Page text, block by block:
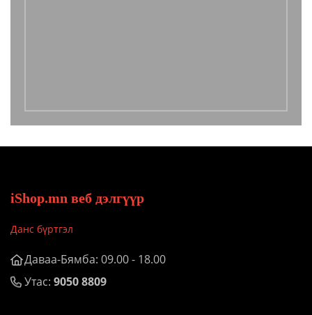
iShop.mn веб дэлгүүр
Данс бүртгэл
Даваа-Бямба: 09.00 - 18.00
Утас: 9050 8809